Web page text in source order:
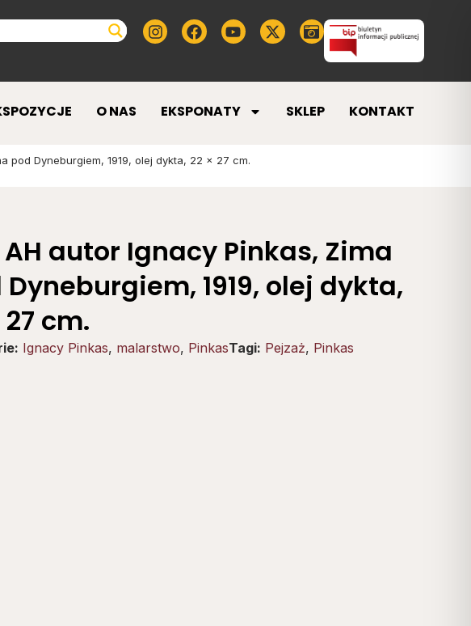
O NAS EKSPONATY SKLEP KONTAKT
pod Dyneburgiem, 1919, olej dykta, 22 x 27 cm.
AH autor Ignacy Pinkas, Zima
Dyneburgiem, 1919, olej dykta,
27 cm.
Ignacy Pinkas, malarstwo, PinkasTagi: Pejzaż, Pinkas